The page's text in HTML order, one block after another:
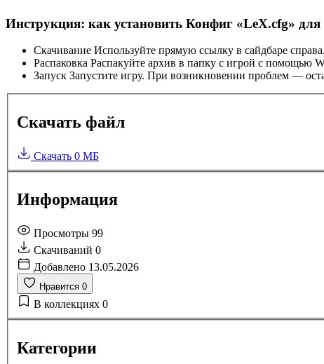
Инструкция: как установить Конфиг «LeX.cfg»
Скачивание Используйте прямую ссылку в сайдбаре справа.
Распаковка Распакуйте архив в папку с игрой с помощью
Запуск Запустите игру. При возникновении проблем —
Скачать файл
Скачать 0 МБ
Информация
Просмотры 99
Скачиваний 0
Добавлено 13.05.2026
Нравится 0
В коллекциях 0
Категории